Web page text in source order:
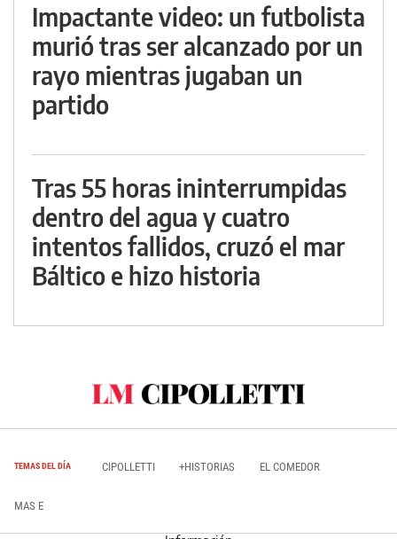
Impactante video: un futbolista
murió tras ser alcanzado por un
rayo mientras jugaban un
partido
Tras 55 horas ininterrumpidas
dentro del agua y cuatro
intentos fallidos, cruzó el mar
Báltico e hizo historia
TEMAS DEL DÍA CIPOLLETTI +HISTORIAS EL COMEDOR
MAS E